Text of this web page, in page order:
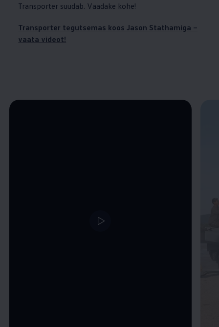
Transporter suudab. Vaadake kohe!
Transporter tegutsemas koos Jason Stathamiga –
vaata videot!